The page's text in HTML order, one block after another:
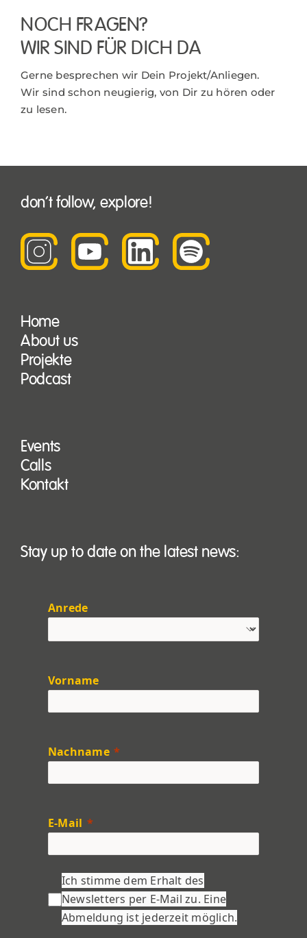
NOCH FRAGEN?
WIR SIND FÜR DICH DA
Gerne besprechen wir Dein Projekt/Anliegen.
Wir sind schon neugierig, von Dir zu hören oder
zu lesen.
don’t follow, explore!
Home
About us
Projekte
Podcast
Events
Calls
Kontakt
Stay up to date on the latest news:
Anrede
Vorname
Nachname
E-Mail
Ich stimme dem Erhalt des
Newsletters per E-Mail zu. Eine
Abmeldung ist jederzeit möglich.